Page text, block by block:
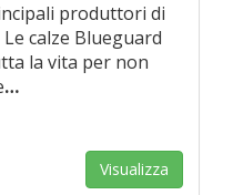
produttori di
calze Blueguard
la vita per non
…
Visualizza